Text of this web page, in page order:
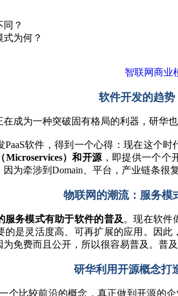
？
为何？
智联网商业
软件开发的趋
成为一种突破固有格局的利器，研华
PaaS软件，得到一个心得：现在这个
）和开源 ，即提供一个
为牵涉到Domain、平台，产业链条很
物联网的潮流：服务
服务模式有助于软件的普及 。现在软件
的是灵活度高、可再扩展的应用。因
为免费而且公开，所以很容易普及。普
研华利用开源概念打
个比较前沿的概念，真正做到开源的